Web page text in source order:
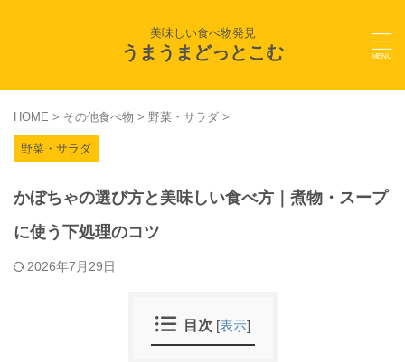
美味しい食べ物発見
うまうまどっとこむ
HOME > その他食べ物 > 野菜・サラダ >
野菜・サラダ
かぼちゃの選び方と美味しい食べ方｜煮物・スープ
に使う下処理のコツ
2026年7月29日
目次 [表示]